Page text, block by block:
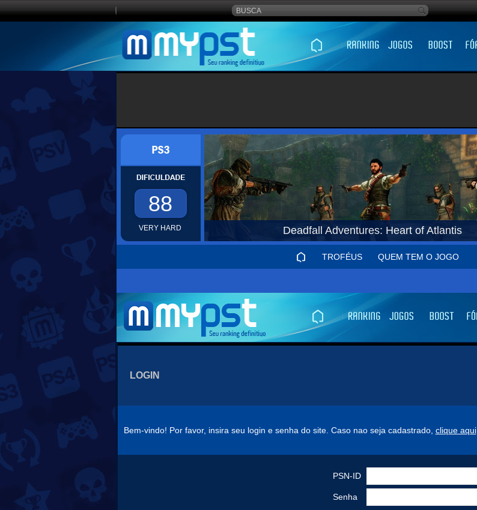
88
VERY HARD Deadfall Adventures: Heart of Atlantis
TROFÉUS QUEM TEM O JOGO
LOGIN
Bem-vindo! Por favor, insira seu login e senha do site. Caso nao seja cadastrado, clique aqui
PSN-ID
Senha